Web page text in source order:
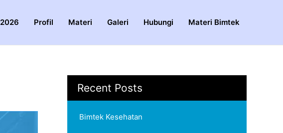
Profil Materi Galeri Hubungi Materi Bimtek
Recent Posts
Bimtek Kesehatan